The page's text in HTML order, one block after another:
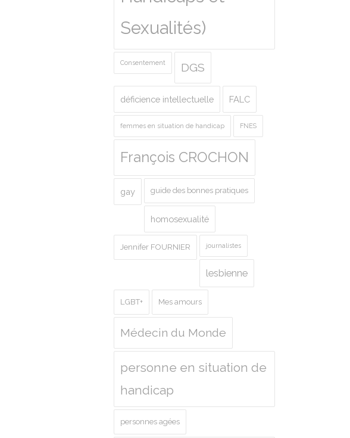
Sexualités)
Consentement DGS
déficience intellectuelle FALC
femmes en situation de handicap FNES
François CROCHON
gay guide des bonnes pratiques
homosexualité
Jennifer FOURNIER journalistes
lesbienne
LGBT+ Mes amours
Médecin du Monde
personne en situation de
handicap
personnes agées